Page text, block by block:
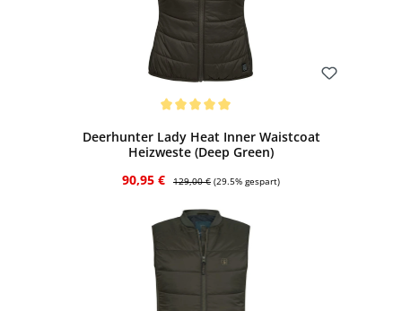
Deerhunter Lady Heat Inner Waistcoat
Heizweste (Deep Green)
Verkaufspreis:
90,95 € 129,00 € (29.5% gespart)